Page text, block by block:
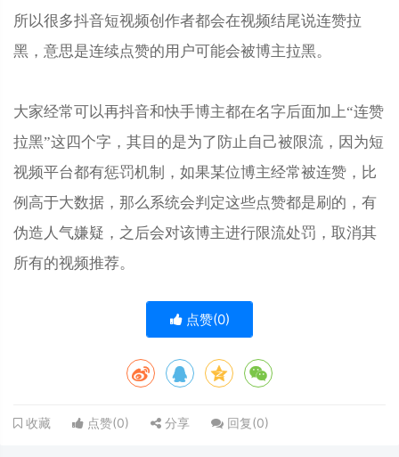
所以很多抖音短视频创作者都会在视频结尾说连赞拉
黑，意思是连续点赞的用户可能会被博主拉黑。
大家经常可以再抖音和快手博主都在名字后面加上“连赞
拉黑”这四个字，其目的是为了防止自己被限流，因为短
视频平台都有惩罚机制，如果某位博主经常被连赞，比
例高于大数据，那么系统会判定这些点赞都是刷的，有
伪造人气嫌疑，之后会对该博主进行限流处罚，取消其
所有的视频推荐。
点赞(0)
收藏 点赞(0) 分享 回复(0)